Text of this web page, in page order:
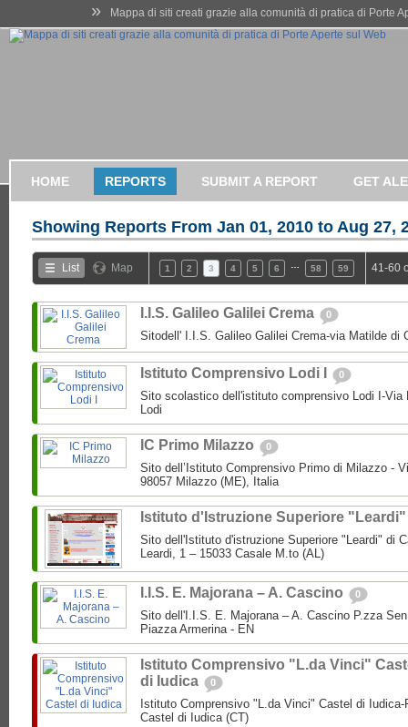
» Mappa di siti creati grazie alla comunità di pratica di Porte
HOME REPORTS SUBMIT A REPORT GET
Showing Reports From Jan 01, 2010 to Aug 27,
List Map 1 2 3 4 5 6 58 59 41-60
I.I.S. Galileo Galilei Crema 0
Sitodell' I.I.S. Galileo Galilei Crema-via Matilde di
Istituto Comprensivo Lodi I 0
Sito scolastico dell'istituto comprensivo Lodi I-Via
Lodi
IC Primo Milazzo 0
Sito dell’Istituto Comprensivo Primo di Milazzo -
98057 Milazzo (ME), Italia
Istituto d'Istruzione Superiore
Sito dell'Istituto d'istruzione Superiore "Leardi" di
Leardi, 1 – 15033 Casale M.to (AL)
I.I.S. E. Majorana – A. Cascino 0
Sito dell'I.I.S. E. Majorana – A. Cascino P.zza
Piazza Armerina - EN
Istituto Comprensivo "L.da Vinci"
di Iudica
0
Istituto Comprensivo "L.da Vinci" Castel di
Castel di Iudica (CT)